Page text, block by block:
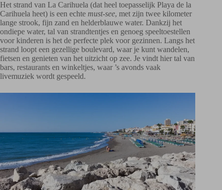
Het strand van La Carihuela (dat heel toepasselijk Playa de la
Carihuela heet) is een echte must-see, met zijn twee kilometer
lange strook, fijn zand en helderblauwe water. Dankzij het
ondiepe water, tal van strandtentjes en genoeg speeltoestellen
voor kinderen is het de perfecte plek voor gezinnen. Langs het
strand loopt een gezellige boulevard, waar je kunt wandelen,
fietsen en genieten van het uitzicht op zee. Je vindt hier tal van
bars, restaurants en winkeltjes, waar ’s avonds vaak
livemuziek wordt gespeeld.